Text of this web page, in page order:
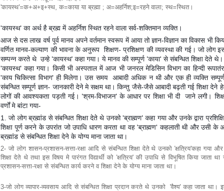
'कायस्थ'=क+अ+इ+स्थ, क=काया या ब्रह्मा ; अ=अहर्निश;इ=रहने वाला; स्थ=स्थित।
'कायस्थ' का अर्थ है ब्रह्म में अहर्निश स्थित रहने वाला सर्व-शक्तिमान व्यक्ति।
आज से दस लाख वर्ष पूर्व मानव अपने वर्तमान स्वरूप में आया तो ज्ञान-विज्ञान का विकास भी
वर्णित मानव-कल्याण की भावना के अनुरूप शिक्षण- प्रशिक्षण की व्यवस्था की गई। जो लोग
सम्पन्न करते थे उन्हे 'कायस्थ' कहा गया। ये मानव की सम्पूर्ण 'काया' से संबन्धित शिक्षा देते
'कायस्थ' कहा गया। किसी भी अस्पताल में आज भी जनरल मेडिसिन विभाग का हिन्दी
'काय चिकित्सा विभाग' ही मिलेगा। उस समय आबादी अधिक न थी और एक ही व्यक्ति
संबन्धित सम्पूर्ण ज्ञान- जानकारी देने मे सक्षम था। किन्तु जैसे-जैसे आबादी बढ़ती गई शिक्षा
लोगों की आवश्यकता पड़ती गई। 'श्रम-विभाजन' के आधार पर शिक्षा भी दी जाने लगी।
वर्णों मे बांटा गया-
1. जो लोग ब्रह्मांड से संबन्धित शिक्षा देते थे उनको 'ब्राह्मण' कहा गया और उनके द्वारा प्रशिक्षित
शिक्षा पूर्ण करने के उपरांत जो उपाधि धारण करता था वह 'ब्राह्मण' कहलाती थी और उसी
ब्रह्मांड से संबन्धित शिक्षा देने के योग्य माना जाता था।
2- जो लोग शासन-प्रशासन-सत्ता-रक्षा आदि से संबन्धित शिक्षा देते थे उनको 'क्षत्रिय'कहा गया
शिक्षा देते थे तथा इस विषय मे पारंगत विद्यार्थी को 'क्षत्रिय' की उपाधि से विभूषित किया जाता
प्रशासन-सत्ता-रक्षा से संबन्धित कार्य करने व शिक्षा देने के योग्य माना जाता था।
3-जो लोग व्यापार-व्यवसाय आदि से संबन्धित शिक्षा प्रदान करते थे उनको 'वैश्य' कहा जाता था।